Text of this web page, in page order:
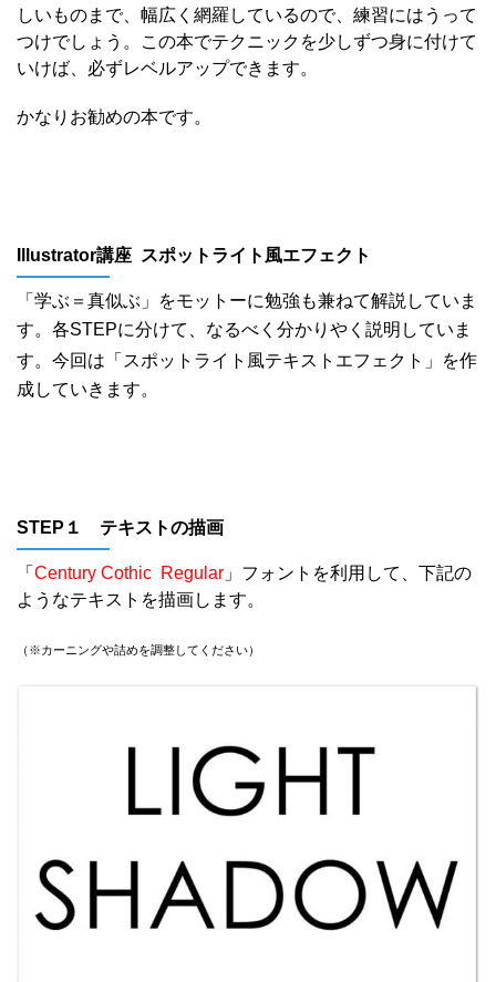
しいものまで、幅広く網羅しているので、練習にはうって
つけでしょう。この本でテクニックを少しずつ身に付けて
いけば、必ずレベルアップできます。
かなりお勧めの本です。
Illustrator講座 スポットライト風エフェクト
「学ぶ＝真似ぶ」をモットーに勉強も兼ねて解説していま
す。各STEPに分けて、 なるべく分かりやく説明していま
す。 今回は「スポットライト風テキストエフェクト」を作
成していきます。
STEP１ テキストの描画
「 Century Cothic Regular 」フォントを利用して、下記の
ようなテキストを描画します。
（※カーニングや詰めを調整してください）